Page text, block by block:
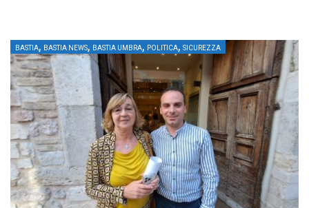
BASTIA, BASTIA NEWS, BASTIA UMBRA, POLITICA, SICUREZZA